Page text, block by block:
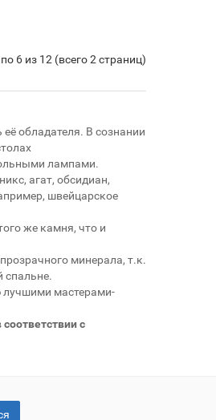
6 из 12 (всего 2 страниц)
обладателя. В сознании
лампами.
агат, обсидиан,
швейцарское
же камня, что и
минерала, т.к.
спальне.
лучшими мастерами-
с